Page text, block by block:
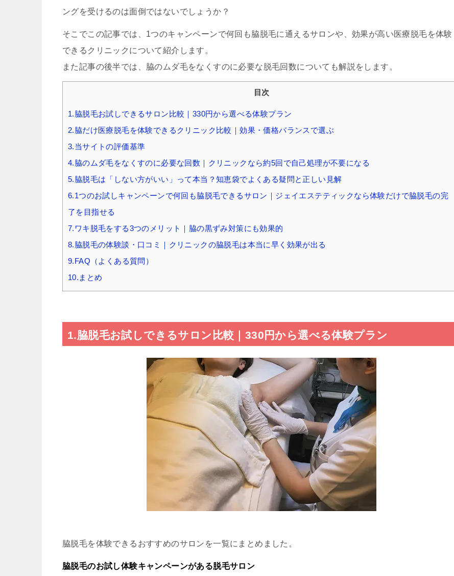
ングを受けるのは面倒ではないでしょうか？
そこでこの記事では、1つのキャンペーンで何回も脇脱毛に通えるサロンや、効果が高い医療脱毛を体験
できるクリニックについて紹介します。
また記事の後半では、脇のムダ毛をなくすのに必要な脱毛回数についても解説をします。
目次
1.脇脱毛お試しできるサロン比較｜330円から選べる体験プラン
2.脇だけ医療脱毛を体験できるクリニック比較｜効果・価格バランスで選ぶ
3.当サイトの評価基準
4.脇のムダ毛をなくすのに必要な回数｜クリニックなら約5回で自己処理が不要になる
5.脇脱毛は「しない方がいい」って本当？知恵袋でよくある疑問と正しい見解
6.1つのお試しキャンペーンで何回も脇脱毛できるサロン｜ジェイエステティックなら体験だけで脇脱毛の完
了を目指せる
7.ワキ脱毛をする3つのメリット｜脇の黒ずみ対策にも効果的
8.脇脱毛の体験談・口コミ｜クリニックの脇脱毛は本当に早く効果が出る
9.FAQ（よくある質問）
10.まとめ
1.脇脱毛お試しできるサロン比較｜330円から選べる体験プラン
脇脱毛を体験できるおすすめのサロンを一覧にまとめました。
脇脱毛のお試し体験キャンペーンがある脱毛サロン